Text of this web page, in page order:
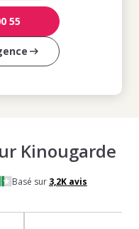
55
Kinougarde
Basé sur 3,2Kavis